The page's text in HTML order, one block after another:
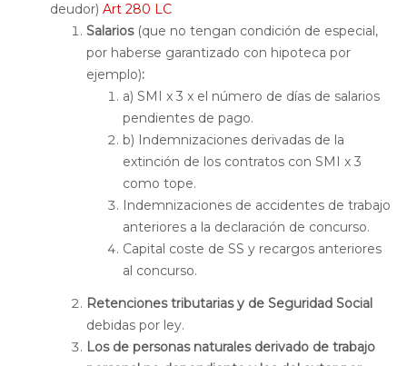
deudor) Art 280 LC
Salarios (que no tengan condición de especial,
por haberse garantizado con hipoteca por
ejemplo):
a) SMI x 3 x el número de días de salarios
pendientes de pago.
b) Indemnizaciones derivadas de la
extinción de los contratos con SMI x 3
como tope.
Indemnizaciones de accidentes de trabajo
anteriores a la declaración de concurso.
Capital coste de SS y recargos anteriores
al concurso.
Retenciones tributarias y de Seguridad Social
debidas por ley.
Los de personas naturales derivado de trabajo